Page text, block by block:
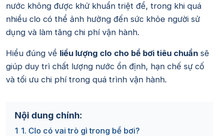
nước không được khử khuẩn triệt để, trong khi quá
nhiều clo có thể ảnh hưởng đến sức khỏe người sử
dụng và làm tăng chi phí vận hành.
Hiểu đúng về liều lượng clo cho bể bơi tiêu chuẩn sẽ
giúp duy trì chất lượng nước ổn định, hạn chế sự cố
và tối ưu chi phí trong quá trình vận hành.
Nội dung chính:
1 1. Clo có vai trò gì trong bể bơi?